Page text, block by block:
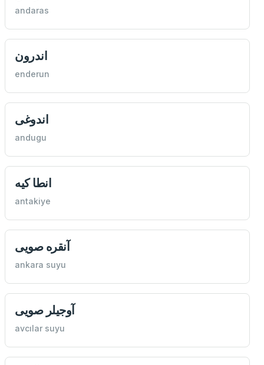
andaras
اندرون
enderun
اندوغی
andugu
انطا كيه
antakiye
آنقره صویی
ankara suyu
آوجيلر صویی
avcılar suyu